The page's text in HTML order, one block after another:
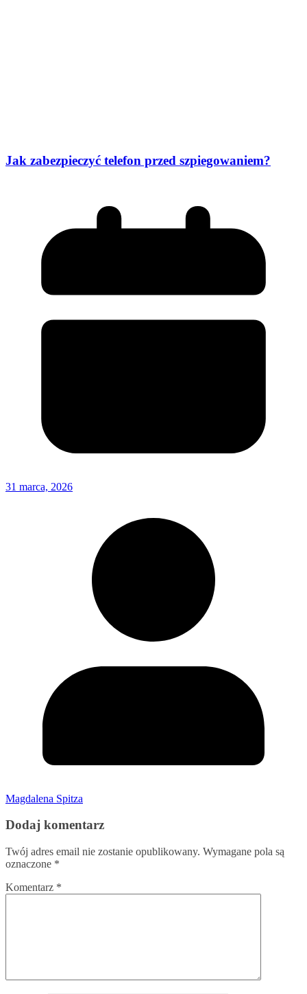
Jak zabezpieczyć telefon przed szpiegowaniem?
31 marca, 2026
Magdalena Spitza
Dodaj komentarz
Twój adres email nie zostanie opublikowany. Wymagane pola są
oznaczone *
Komentarz *